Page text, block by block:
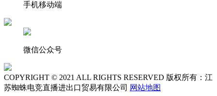
手机移动端
微信公众号
COPYRIGHT © 2021 ALL RIGHTS RESERVED 版权所有：江
苏蜘蛛电竞直播进出口贸易有限公司 网站地图